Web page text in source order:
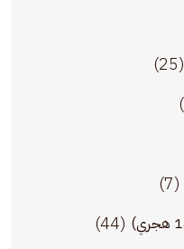
(25)
(7)
(44)